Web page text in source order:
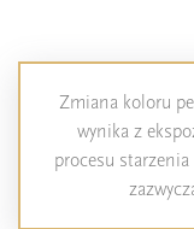
Zmiana koloru
wynika z
procesu